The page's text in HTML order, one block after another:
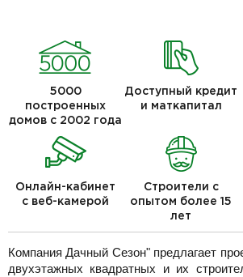
5000
построенных
домов с 2002 года
Доступный кредит
и маткапитал
Онлайн-кабинет
с веб-камерой
Строители с
опытом более 15
лет
Компания Дачный Сезон" предлагает
двухэтажных квадратных и их